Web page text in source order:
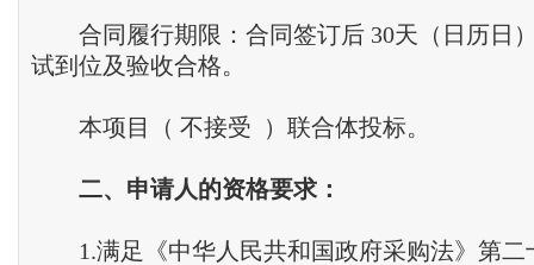
合同履行期限：合同签订后 30天（日历日
试到位及验收合格。
本项目（ 不接受 ）联合体投标。
二、 申请人的资格要求 ：
1.满足《中华人民共和国政府采购法》第二